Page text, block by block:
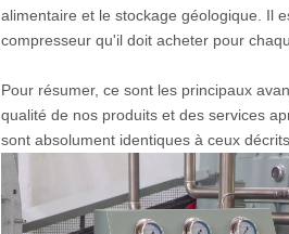
alimentaire et le stockage géologique. Il
compresseur qu'il doit acheter pour
Pour résumer, ce sont les principaux
qualité de nos produits et des services
sont absolument identiques à ceux décrits.